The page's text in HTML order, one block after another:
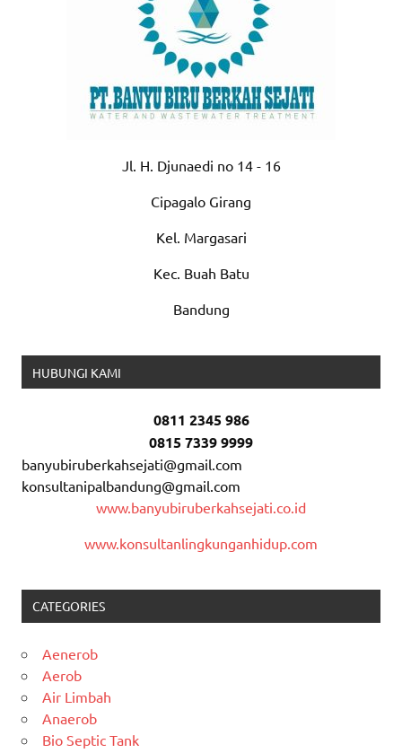
Jl. H. Djunaedi no 14 - 16
Cipagalo Girang
Kel. Margasari
Kec. Buah Batu
Bandung
HUBUNGI KAMI
0811 2345 986
0815 7339 9999
banyubiruberkahsejati@gmail.com
konsultanipalbandung@gmail.com
www.banyubiruberkahsejati.co.id
www.konsultanlingkunganhidup.com
CATEGORIES
Aenerob
Aerob
Air Limbah
Anaerob
Bio Septic Tank